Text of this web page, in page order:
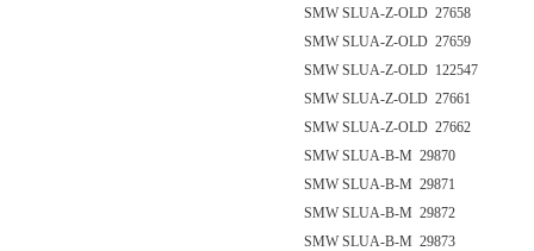
SMW SLUA-Z-OLD 27658
SMW SLUA-Z-OLD 27659
SMW SLUA-Z-OLD 122547
SMW SLUA-Z-OLD 27661
SMW SLUA-Z-OLD 27662
SMW SLUA-B-M 29870
SMW SLUA-B-M 29871
SMW SLUA-B-M 29872
SMW SLUA-B-M 29873